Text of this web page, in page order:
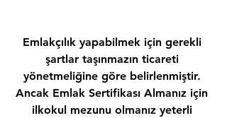
Emlakçılık yapabilmek için gerekli
şartlar taşınmazın ticareti
yönetmeliğine göre belirlenmiştir.
Ancak Emlak Sertifikası Almanız için
ilkokul mezunu olmanız yeterli